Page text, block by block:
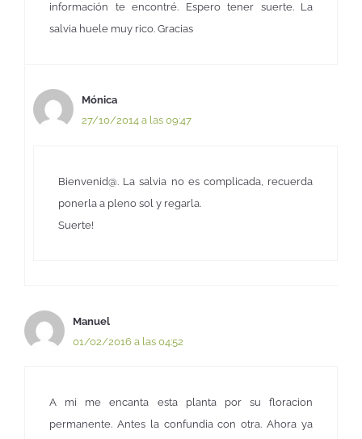
información te encontré. Espero tener suerte. La
salvia huele muy rico. Gracias
Mónica
27/10/2014 a las 09:47
Bienvenid@. La salvia no es complicada, recuerda
ponerla a pleno sol y regarla.
Suerte!
Manuel
01/02/2016 a las 04:52
A mi me encanta esta planta por su floracion
permanente. Antes la confundia con otra. Ahora ya